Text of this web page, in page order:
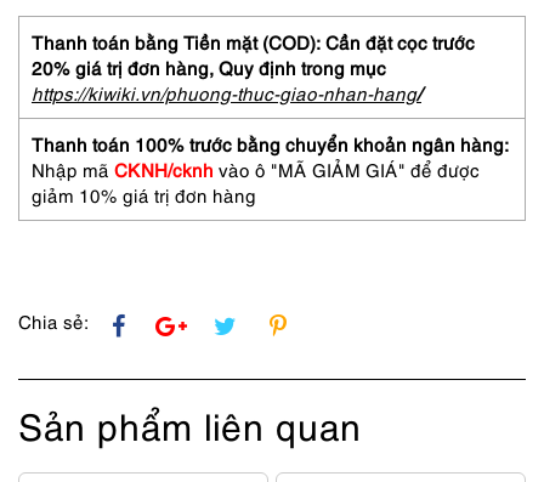
tay-
KATE
SPADE
Leather
Trimmed
Straw
Clutch-
Khá
mới
Thanh toán bằng Tiền mặt (COD): Cần đặt cọc trước
20% giá trị đơn hàng, Quy định trong mục
https://kiwiki.vn/phuong-thuc-giao-nhan-hang/
Thanh toán 100% trước bằng chuyển khoản ngân hàng:
Nhập mã CKNH/cknh vào ô "MÃ GIẢM GIÁ" để được
giảm 10% giá trị đơn hàng
Chia sẻ:
Sản phẩm liên quan